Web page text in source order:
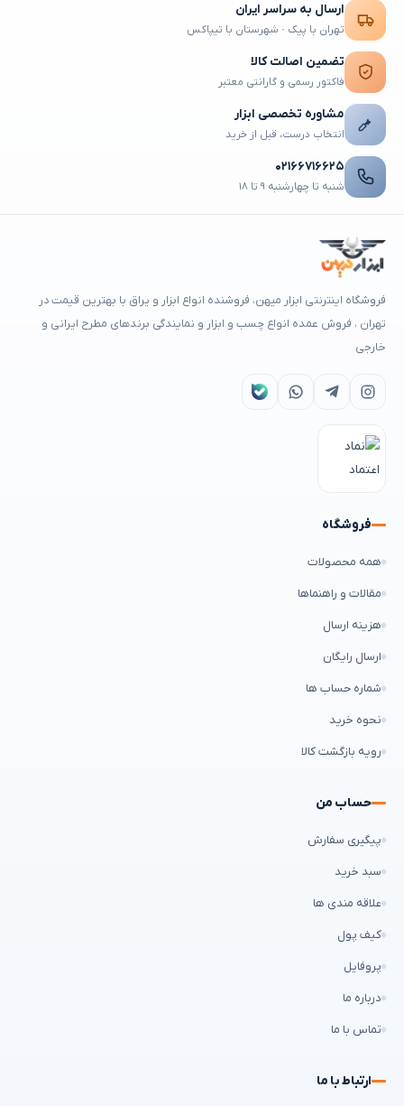
ارسال به سراسر ایران
تهران با پیک · شهرستان با تیپاکس
تضمین اصالت کالا
فاکتور رسمی و گارانتی معتبر
مشاوره تخصصی ابزار
انتخاب درست، قبل از خرید
۰۲۱۶۶۷۱۶۶۲۵
شنبه تا چهارشنبه ۹ تا ۱۸
فروشگاه اینترنتی ابزار میهن، فروشنده انواع ابزار و یراق با بهترین قیمت در
تهران ، فروش عمده انواع چسب و ابزار و نمایندگی برندهای مطرح ایرانی و
خارجی
فروشگاه
همه محصولات
مقالات و راهنماها
هزینه ارسال
ارسال رایگان
شماره حساب ها
نحوه خرید
رویه بازگشت کالا
حساب من
پیگیری سفارش
سبد خرید
علاقه مندی ها
کیف پول
پروفایل
درباره ما
تماس با ما
ارتباط با ما